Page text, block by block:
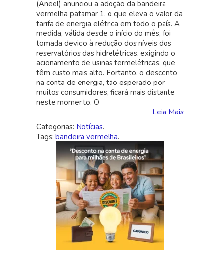
conta
de
luz
em
junho
e
afeta
o
desconto
na
(Aneel) anunciou a adoção da bandeira
vermelha patamar 1, o que eleva o valor da
tarifa de energia elétrica em todo o país. A
medida, válida desde o início do mês, foi
tomada devido à redução dos níveis dos
reservatórios das hidrelétricas, exigindo o
acionamento de usinas termelétricas, que
têm custo mais alto. Portanto, o desconto
na conta de energia, tão esperado por
muitos consumidores, ficará mais distante
neste momento. O
Leia Mais
Categorias: Notícias.
Tags: bandeira vermelha.